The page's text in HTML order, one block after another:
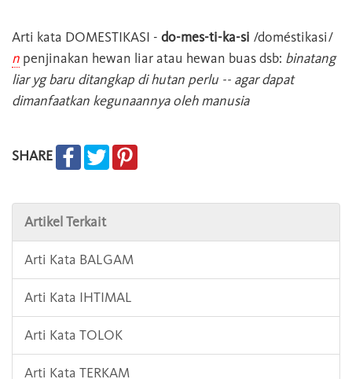
Arti kata DOMESTIKASI - do-mes-ti-ka-si /doméstikasi/
n penjinakan hewan liar atau hewan buas dsb: binatang
liar yg baru ditangkap di hutan perlu -- agar dapat
dimanfaatkan kegunaannya oleh manusia
SHARE
Artikel Terkait
Arti Kata BALGAM
Arti Kata IHTIMAL
Arti Kata TOLOK
Arti Kata TERKAM